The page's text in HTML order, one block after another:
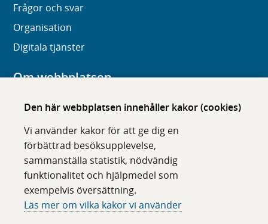
Den här webbplatsen innehåller kakor (cookies)
Vi använder kakor för att ge dig en
förbättrad besöksupplevelse,
sammanställa statistik, nödvändig
funktionalitet och hjälpmedel som
exempelvis översättning.
Läs mer om vilka kakor vi använder
Frågor och svar
Organisation
Digitala tjänster
Om webbplatsen
Om karolinska.se
Tillgänglighet
Om cookies
Följ oss i sociala medier